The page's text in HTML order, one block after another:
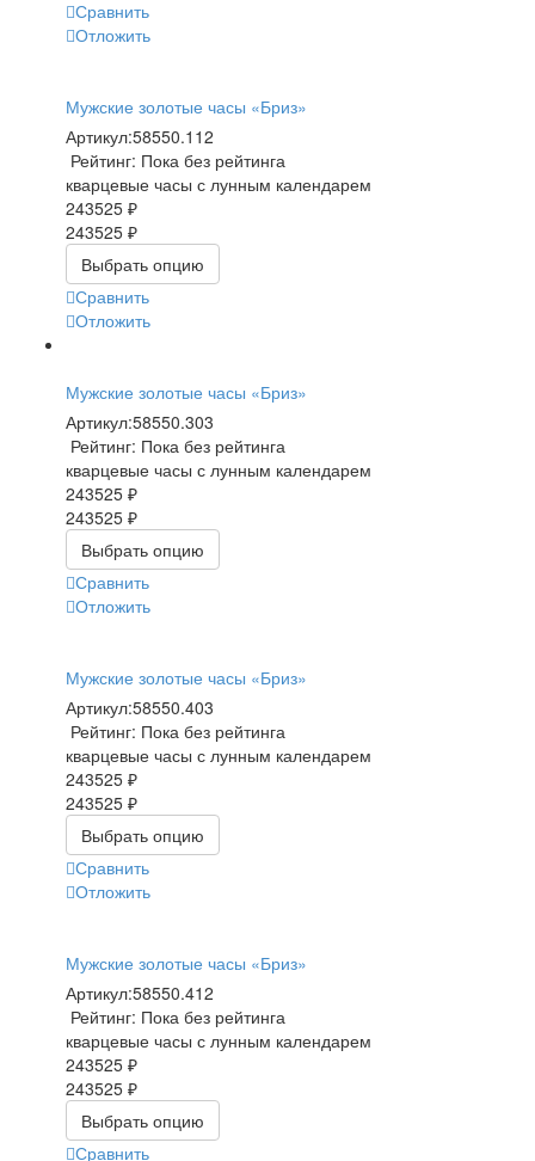
Сравнить
Отложить
Мужские золотые часы «Бриз»
Артикул:58550.112
Рейтинг: Пока без рейтинга
кварцевые часы с лунным календарем
243525 ₽
243525 ₽
Выбрать опцию
Сравнить
Отложить
Мужские золотые часы «Бриз»
Артикул:58550.303
Рейтинг: Пока без рейтинга
кварцевые часы с лунным календарем
243525 ₽
243525 ₽
Выбрать опцию
Сравнить
Отложить
Мужские золотые часы «Бриз»
Артикул:58550.403
Рейтинг: Пока без рейтинга
кварцевые часы с лунным календарем
243525 ₽
243525 ₽
Выбрать опцию
Сравнить
Отложить
Мужские золотые часы «Бриз»
Артикул:58550.412
Рейтинг: Пока без рейтинга
кварцевые часы с лунным календарем
243525 ₽
243525 ₽
Выбрать опцию
Сравнить